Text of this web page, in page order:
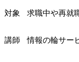
対象 求職中や再就
講師 情報の輪サー